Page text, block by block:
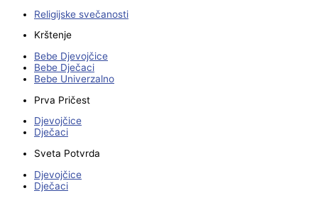
Religijske svečanosti
Krštenje
Bebe Djevojčice
Bebe Dječaci
Bebe Univerzalno
Prva Pričest
Djevojčice
Dječaci
Sveta Potvrda
Djevojčice
Dječaci